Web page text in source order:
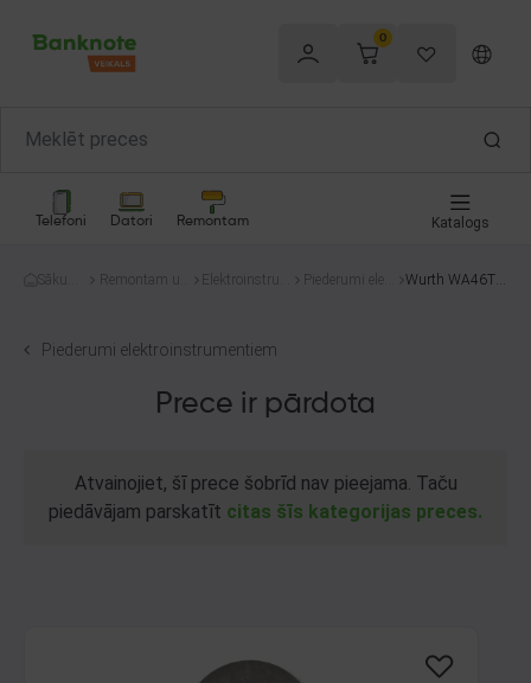
0
Telefoni Datori Remontam Katalogs
Sākum
Remontam un
Elektroinstru
Piederumi elekt
Wurth WA46TB
Piederumi elektroinstrumentiem
Prece ir pārdota
Atvainojiet, šī prece šobrīd nav pieejama. Taču
piedāvājam parskatīt citas šīs kategorijas preces.